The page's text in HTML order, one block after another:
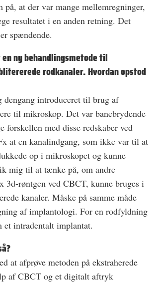
at der var mange mellemregninger,
resultatet i en anden retning. Det
spændende.
ny behandlingsmetode til
rodkanaler. Hvordan opstod
introduceret til brug af
til mikroskop. Det var banebrydende
forskellen med disse redskaber ved
at en kanalindgang, som ikke var til at
op i mikroskopet og kunne
mig til at tænke på, om andre
3d-røntgen ved CBCT, kunne bruges i
kanaler. Måske på samme måde
af implantologi. For en rodfyldning
et intradentalt implantat.
at afprøve metoden på ekstraherede
af CBCT og et digitalt aftryk